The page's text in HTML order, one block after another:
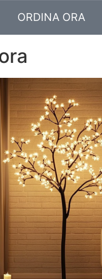
ORDINA ORA